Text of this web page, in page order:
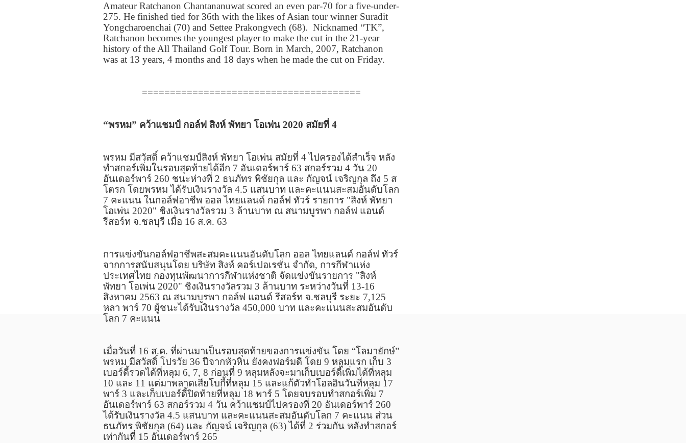
Amateur Ratchanon Chantananuwat scored an even par-70 for a five-under-
275. He finished tied for 36th with the likes of Asian tour winner Suradit
Yongcharoenchai (70) and Settee Prakongvech (68). Nicknamed “TK”,
Ratchanon becomes the youngest player to make the cut in the 21-year
history of the All Thailand Golf Tour. Born in March, 2007, Ratchanon
was at 13 years, 4 months and 18 days when he made the cut on Friday.
=======================================
“พรหม” คว้าแชมป์ กอล์ฟ สิงห์ พัทยา โอเพ่น 2020 สมัยที่ 4
พรหม มีสวัสดิ์ คว้าแชมป์สิงห์ พัทยา โอเพ่น สมัยที่ 4ไปครองได้สำเร็จ หลัง
ทำสกอร์เพิ่มในรอบสุดท้ายได้อีก 7 อันเดอร์พาร์ 63 สกอร์รวม 4 วัน 20
อันเดอร์พาร์ 260 ชนะห่างที่ 2 ธนภัทร พิชัยกุล และ กัญจน์ เจริญกุล ถึง 5 ส
โตรก โดยพรหมได้รับเงินรางวัล 4.5 แสนบาท และคะแนนสะสมอันดับโลก
7 คะแนน ในกอล์ฟอาชีพ ออล ไทยแลนด์ กอล์ฟ ทัวร์ รายการ "สิงห์ พัทยา
โอเพ่น 2020" ชิงเงินรางวัลรวม 3 ล้านบาท ณ สนามบูรพา กอล์ฟ แอนด์
รีสอร์ท จ.ชลบุรี เมื่อ 16 ส.ค. 63
การแข่งขันกอล์ฟอาชีพสะสมคะแนนอันดับโลก ออล ไทยแลนด์ กอล์ฟ ทัวร์
จากการสนับสนุนโดย บริษัท สิงห์ คอร์เปอเรชั่น จำกัด, การกีฬาแห่ง
ประเทศไทย กองทุนพัฒนาการกีฬาแห่งชาติ จัดแข่งขันรายการ "สิงห์
พัทยา โอเพ่น 2020" ชิงเงินรางวัลรวม 3 ล้านบาท ระหว่างวันที่ 13-16
สิงหาคม 2563 ณ สนามบูรพา กอล์ฟ แอนด์ รีสอร์ท จ.ชลบุรี ระยะ 7,125
หลา พาร์ 70 ผู้ชนะได้รับเงินรางวัล 450,000 บาท และคะแนนสะสมอันดับ
โลก 7 คะแนน
เมื่อวันที่ 16 ส.ค. ที่ผ่านมาเป็นรอบสุดท้ายของการแข่งขัน โดย “โลมายักษ์”
พรหม มีสวัสดิ์ โปรวัย 36 ปีจากหัวหิน ยังคงฟอร์มดี โดย 9 หลุมแรก เก็บ 3
เบอร์ดี้รวดได้ที่หลุม 6, 7, 8 ก่อนที่ 9 หลุมหลังจะมาเก็บเบอร์ดี้เพิ่มได้ที่หลุุม
10 และ 11 แต่มาพลาดเสียโบกี้ที่หลุม 15 และแก้ตัวทำโฮลอินวันที่หลุม 17
พาร์ 3 และเก็บเบอร์ดี้ปิดท้ายที่หลุม 18 พาร์ 5 โดยจบรอบทำสกอร์เพิ่ม 7
อันเดอร์พาร์ 63 สกอร์รวม 4 วัน คว้าแชมป์ไปครองที่ 20 อันเดอร์พาร์ 260
ได้รับเงินรางวัล 4.5 แสนบาท และคะแนนสะสมอันดับโลก 7 คะแนน ส่วน
ธนภัทร พิชัยกุล (64) และ กัญจน์ เจริญกุล (63)ได้ที่ 2 ร่วมกัน หลังทำสกอร์
เท่ากันที่ 15 อันเดอร์พาร์ 265